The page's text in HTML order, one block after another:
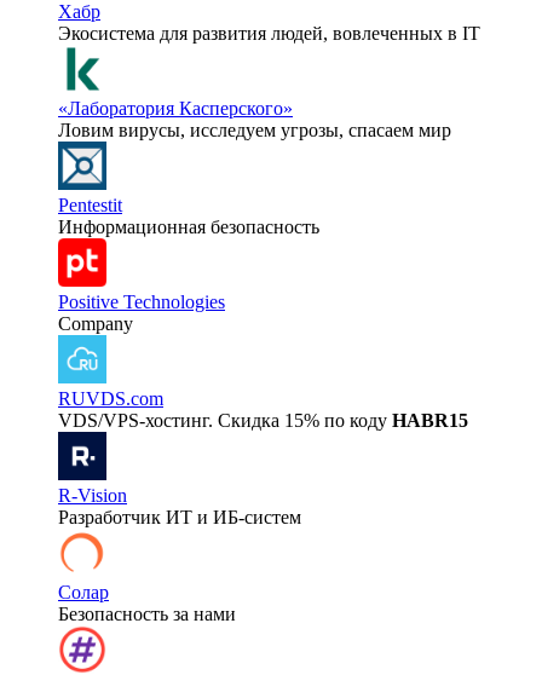
Хабр
Экосистема для развития людей, вовлеченных в IT
«Лаборатория Касперского»
Ловим вирусы, исследуем угрозы, спасаем мир
Pentestit
Информационная безопасность
Positive Technologies
Company
RUVDS.com
VDS/VPS-хостинг. Скидка 15% по коду HABR15
R-Vision
Разработчик ИТ и ИБ-систем
Солар
Безопасность за нами